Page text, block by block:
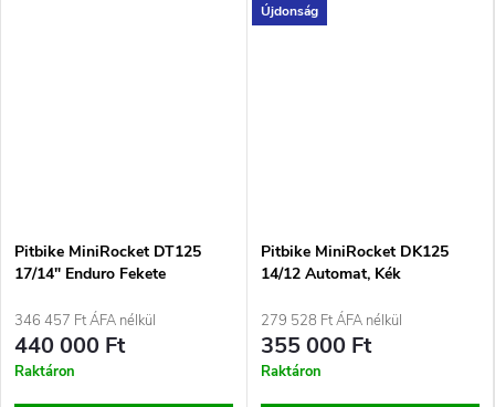
Pitbike MiniRocket DT125
17/14" Enduro Fekete
346 457 Ft ÁFA nélkül
440 000 Ft
Raktáron
Újdonság
Pitbike MiniRocket DK125
14/12 Automat, Kék
279 528 Ft ÁFA nélkül
355 000 Ft
Raktáron